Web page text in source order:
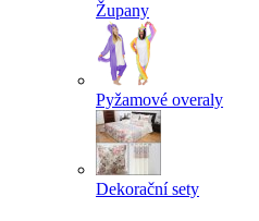
Župany
Pyžamové overaly
Dekorační sety